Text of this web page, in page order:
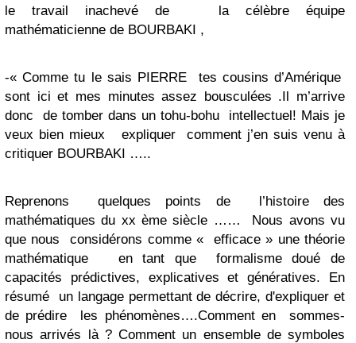
le travail inachevé de la célèbre équipe
mathématicienne de BOURBAKI ,
-« Comme tu le sais PIERRE tes cousins d’Amérique
sont ici et mes minutes assez bousculées .Il m’arrive
donc de tomber dans un tohu-bohu intellectuel! Mais je
veux bien mieux expliquer comment j’en suis venu à
critiquer BOURBAKI …..
Reprenons quelques points de l’histoire des
mathématiques du xx ème siècle …… Nous avons vu
que nous considérons comme « efficace » une théorie
mathématique en tant que formalisme doué de
capacités prédictives, explicatives et génératives. En
résumé un langage permettant de décrire, d'expliquer et
de prédire les phénomènes….Comment en sommes-
nous arrivés là ? Comment un ensemble de symboles